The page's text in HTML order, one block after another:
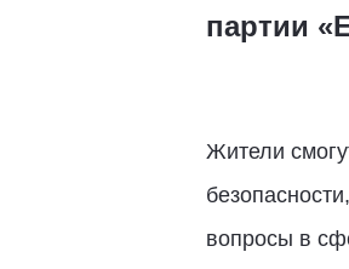
партии
Жители
вопросы в